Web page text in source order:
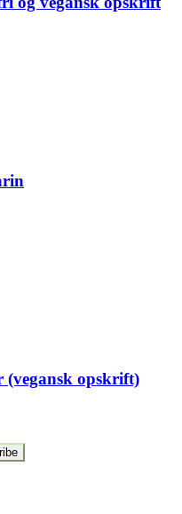
(vegansk opskrift)